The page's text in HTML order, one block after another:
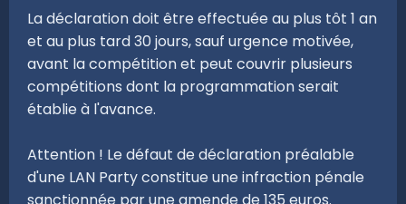
La déclaration doit être effectuée au plus tôt 1 an
et au plus tard 30 jours, sauf urgence motivée,
avant la compétition et peut couvrir plusieurs
compétitions dont la programmation serait
établie à l'avance.
Attention ! Le défaut de déclaration préalable
d'une LAN Party constitue une infraction pénale